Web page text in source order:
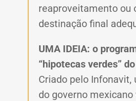
reaproveitamento ou
destinação final
UMA IDEIA: o
“hipotecas verdes”
Criado pelo Infonavit,
do governo mexicano